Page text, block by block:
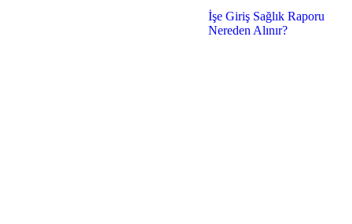
İşe Giriş Sağlık Raporu
Nereden Alınır?